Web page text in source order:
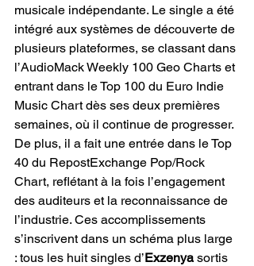
musicale indépendante. Le single a été
intégré aux systèmes de découverte de
plusieurs plateformes, se classant dans
l’AudioMack Weekly 100 Geo Charts et
entrant dans le Top 100 du Euro Indie
Music Chart dès ses deux premières
semaines, où il continue de progresser.
De plus, il a fait une entrée dans le Top
40 du RepostExchange Pop/Rock
Chart, reflétant à la fois l’engagement
des auditeurs et la reconnaissance de
l’industrie. Ces accomplissements
s’inscrivent dans un schéma plus large
: tous les huit singles d’Exzenya sortis